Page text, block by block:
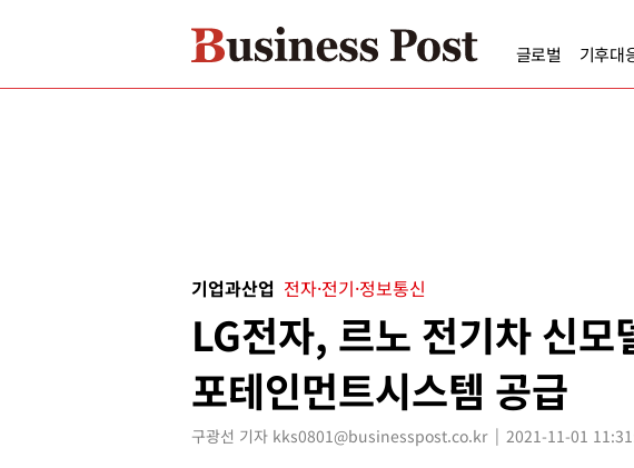
글로벌 기후대
기업과산업 전자·전기·정보통신
LG전자, 르노 전기차 신모
포테인먼트시스템 공급
구광선 기자 kks0801@businesspost.co.kr 2021-11-01